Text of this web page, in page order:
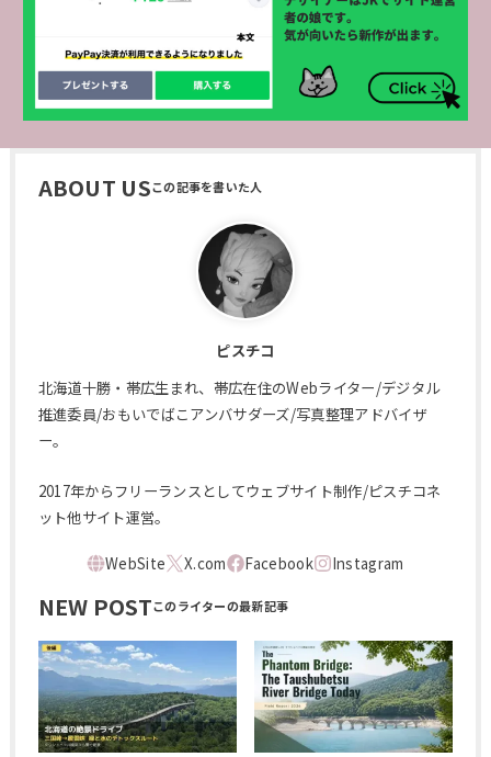
ABOUT US
ピスチコ
北海道十勝・帯広生まれ、帯広在住のWebライター/デジタル
推進委員/おもいでばこアンバサダーズ/写真整理アドバイザ
ー。
2017年からフリーランスとしてウェブサイト制作/ピスチコネ
ット他サイト運営。
NEW POST